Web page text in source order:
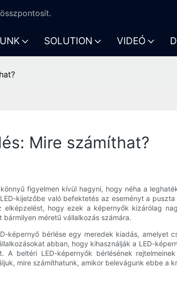
SOLUTION VIDEÓ
Mire számíthat?
figyelmen kívül hagyni, hogy néha a
kijelzőbe való befektetés az eseményt a
hogy ezek a képernyők kizárólag
méretű vállalkozás számára.
képernyő bérlése egy meredek kiadás, amelyet
abban, hogy kihasználják a LED-
A beltéri LED-képernyők bérlésének
mire számíthatunk, amikor belevágunk ebbe a